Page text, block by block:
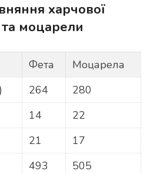
харчової
та моцарели
Фета
Моцарела
264
280
14
22
21
17
493 505